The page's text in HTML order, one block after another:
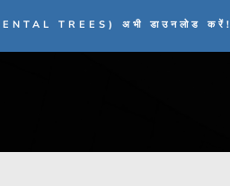
TREES) अभी डाउनलोड करें!